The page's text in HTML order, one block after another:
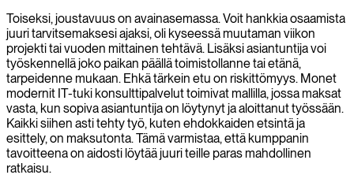
Toiseksi, joustavuus on avainasemassa. Voit hankkia osaamista
juuri tarvitsemaksesi ajaksi, oli kyseessä muutaman viikon
projekti tai vuoden mittainen tehtävä. Lisäksi asiantuntija voi
työskennellä joko paikan päällä toimistollanne tai etänä,
tarpeidenne mukaan. Ehkä tärkein etu on riskittömyys. Monet
modernit IT-tuki konsulttipalvelut toimivat mallilla, jossa maksat
vasta, kun sopiva asiantuntija on löytynyt ja aloittanut työssään.
Kaikki siihen asti tehty työ, kuten ehdokkaiden etsintä ja
esittely, on maksutonta. Tämä varmistaa, että kumppanin
tavoitteena on aidosti löytää juuri teille paras mahdollinen
ratkaisu.